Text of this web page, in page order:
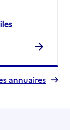
annuaires